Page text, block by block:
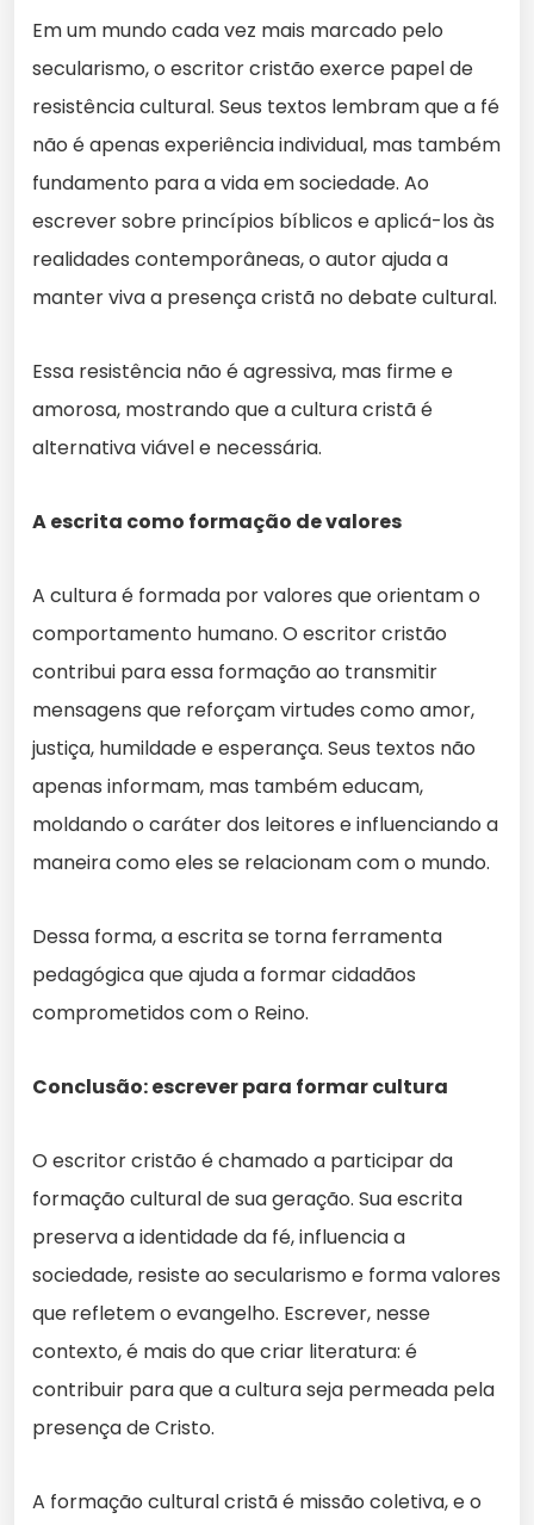
Em um mundo cada vez mais marcado pelo
secularismo, o escritor cristão exerce papel de
resistência cultural. Seus textos lembram que a fé
não é apenas experiência individual, mas também
fundamento para a vida em sociedade. Ao
escrever sobre princípios bíblicos e aplicá-los às
realidades contemporâneas, o autor ajuda a
manter viva a presença cristã no debate cultural.
Essa resistência não é agressiva, mas firme e
amorosa, mostrando que a cultura cristã é
alternativa viável e necessária.
A escrita como formação de valores
A cultura é formada por valores que orientam o
comportamento humano. O escritor cristão
contribui para essa formação ao transmitir
mensagens que reforçam virtudes como amor,
justiça, humildade e esperança. Seus textos não
apenas informam, mas também educam,
moldando o caráter dos leitores e influenciando a
maneira como eles se relacionam com o mundo.
Dessa forma, a escrita se torna ferramenta
pedagógica que ajuda a formar cidadãos
comprometidos com o Reino.
Conclusão: escrever para formar cultura
O escritor cristão é chamado a participar da
formação cultural de sua geração. Sua escrita
preserva a identidade da fé, influencia a
sociedade, resiste ao secularismo e forma valores
que refletem o evangelho. Escrever, nesse
contexto, é mais do que criar literatura: é
contribuir para que a cultura seja permeada pela
presença de Cristo.
A formação cultural cristã é missão coletiva, e o